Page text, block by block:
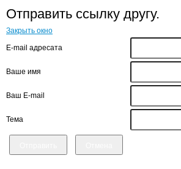
Отправить ссылку другу.
Закрыть окно
E-mail адресата
Ваше имя
Ваш E-mail
Тема